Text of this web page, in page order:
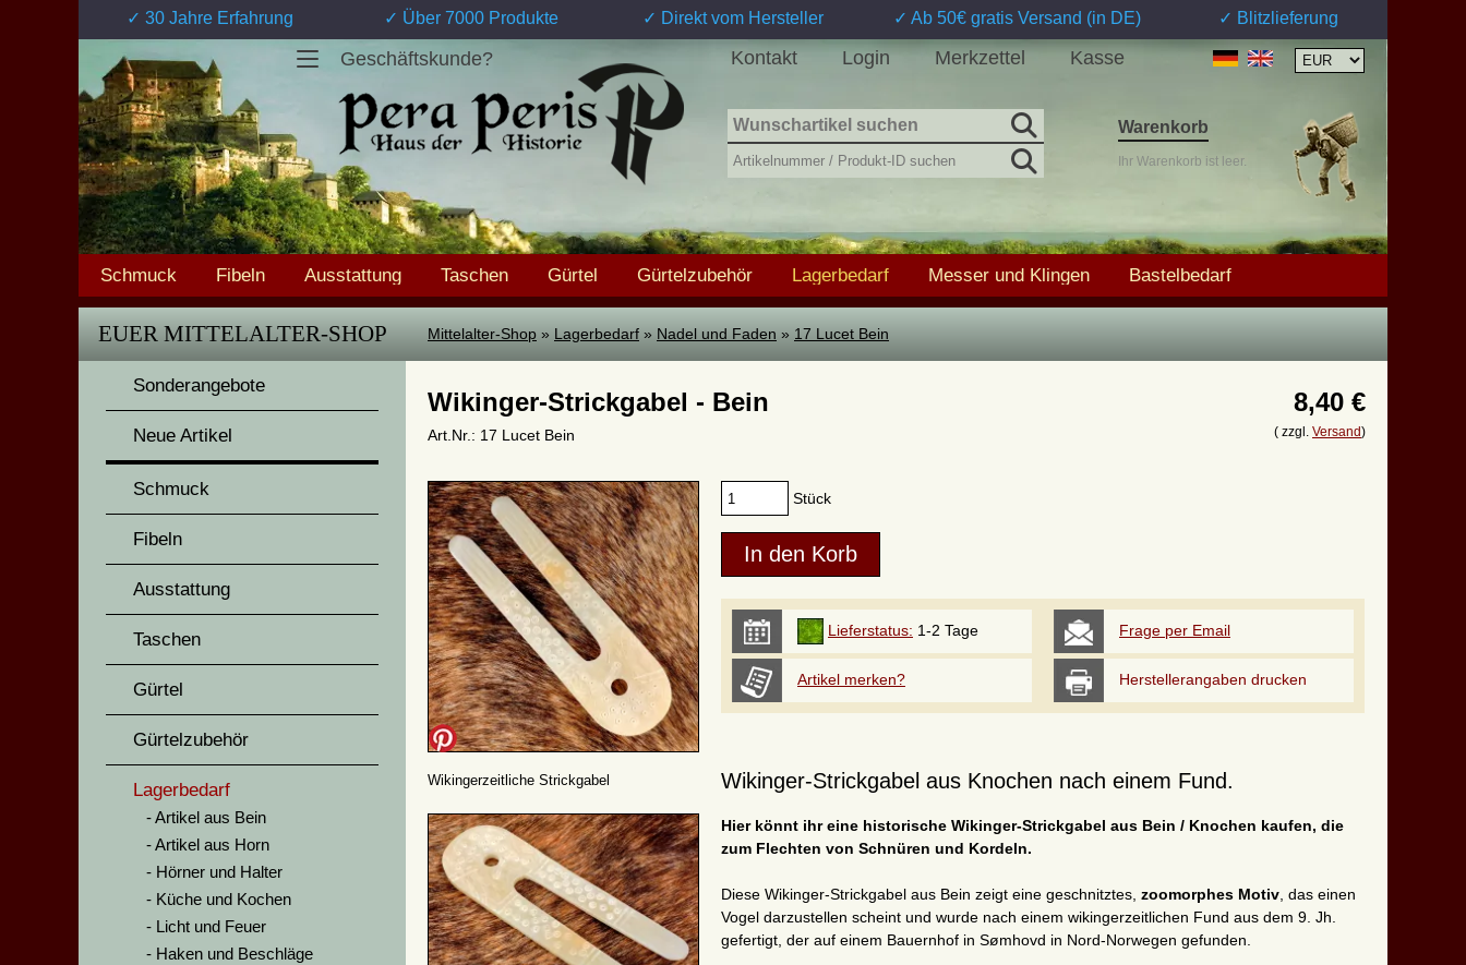
✓ 30 Jahre Erfahrung ✓ Über 7000 Produkte ✓ Direkt vom Hersteller ✓ Ab 50€ gratis Versand (in DE) ✓ Blitzlieferung
Geschäftskunde? Kontakt Login Merkzettel Kasse
Schmuck Fibeln Ausstattung Taschen Gürtel Gürtelzubehör Lagerbedarf Messer und Klingen Bastelbedarf
Warenkorb
Ihr Warenkorb ist leer.
EUER MITTELALTER-SHOP
Sonderangebote
Neue Artikel
Schmuck
Fibeln
Ausstattung
Taschen
Gürtel
Gürtelzubehör
Lagerbedarf
Artikel aus Bein
Artikel aus Horn
Hörner und Halter
Küche und Kochen
Licht und Feuer
Haken und Beschläge
Mittelalter-Shop » Lagerbedarf » Nadel und Faden » 17 Lucet Bein
Wikinger-Strickgabel - Bein
Art.Nr.: 17 Lucet Bein
8,40 €
( zzgl. Versand)
Wikingerzeitliche Strickgabel
Stück
Lieferstatus: 1-2 Tage Frage per Email
Artikel merken? Herstellerangaben drucken
Wikinger-Strickgabel aus Knochen nach einem Fund.
Hier könnt ihr eine historische Wikinger-Strickgabel aus Bein / Knochen kaufen, die
zum Flechten von Schnüren und Kordeln.
Diese Wikinger-Strickgabel aus Bein zeigt eine geschnitztes, zoomorphes Motiv , das einen
Vogel darzustellen scheint und wurde nach einem wikingerzeitlichen Fund aus dem 9. Jh.
gefertigt, der auf einem Bauernhof in Sømhovd in Nord-Norwegen gefunden.